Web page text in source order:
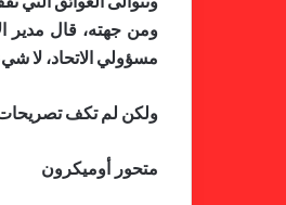
ومن جهته، قال مدير
مسؤولي الاتحاد، لا
ولكن لم تكف تصريحات
متحور أوميكرون